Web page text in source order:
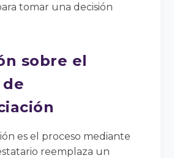
tomar una decisión
sobre el
de
es el proceso mediante
reemplaza un